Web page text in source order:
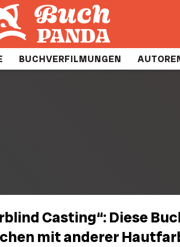
BUCHVERFILMUNGEN
Casting“: Diese
mit anderer